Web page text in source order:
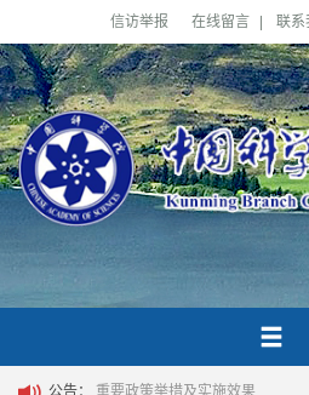
信访举报 在线留言 联系
公告： 重要政策举措及实施效果